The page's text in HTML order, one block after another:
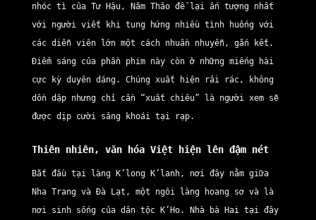
nhóc tì của Tư Hậu, Năm Thảo để lại ấn tượng nhất
với người viết khi tung hứng nhiều tình huống với
các diễn viên lớn một cách nhuần nhuyễn, gắn kết.
Điểm sáng của phần phim này còn ở những miếng hài
cực kỳ duyên dáng. Chúng xuất hiện rải rác, không
dồn dập nhưng chỉ cần “xuất chiêu” là người xem sẽ
được dịp cười sảng khoái tại rạp.
Thiên nhiên, văn hóa Việt hiện lên đậm nét
Bắt đầu tại làng K’long K’lanh, nơi đây nằm giữa
Nha Trang và Đà Lạt, một ngôi làng hoang sơ và là
nơi sinh sống của dân tộc K’Ho. Nhà bà Hai tại đây